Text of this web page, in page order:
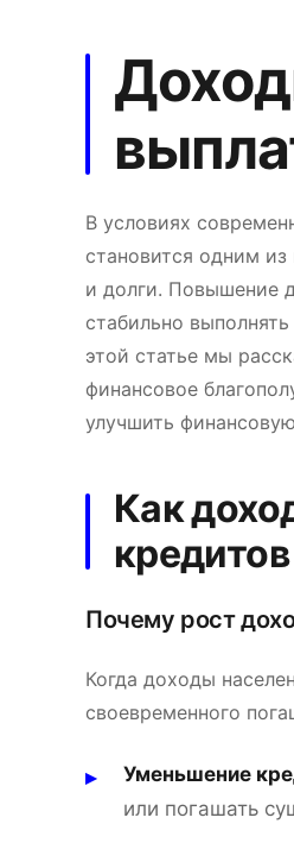
В условиях
становится одним
и долги. Повышение
стабильно
этой статье мы
финансовое
улучшить
Как
кредитов
Почему рост
Когда доходы
своевременного
Уменьшение
или погашать